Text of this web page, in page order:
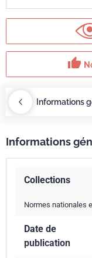
thumb_up
Informations
Informations
Collections
Normes nationales
Date de
publication